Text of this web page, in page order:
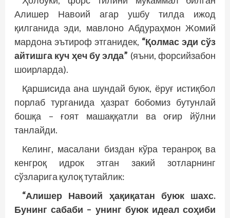
Алишер Навоий агар ушбу тилда ижод
қилганида эди, мавлоно Абдураҳмон Жомий
мардона эътироф этганидек, “Қолмас эди сўз
айтишга куч ҳеч бу элда” (яъни, форсийзабон
шоирларда).
Қаршисида ана шундай буюк, ёруғ истиқбол
порлаб турганида ҳазрат бобомиз бутунлай
бошқа – ғоят машаққатли ва оғир йўлни
танлайди.
Келинг, масалани биздан кўра теранроқ ва
кенгроқ идрок этган закий зотларнинг
сўзларига қулоқ тутайлик:
“Алишер Навоий ҳақиқатан буюк шахс.
Бунинг сабаби – унинг буюк идеал соҳиби